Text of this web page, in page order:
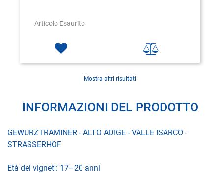
Articolo Esaurito
Mostra altri risultati
INFORMAZIONI DEL PRODOTTO
GEWURZTRAMINER - ALTO ADIGE - VALLE ISARCO -
STRASSERHOF
Età dei vigneti: 17–20 anni